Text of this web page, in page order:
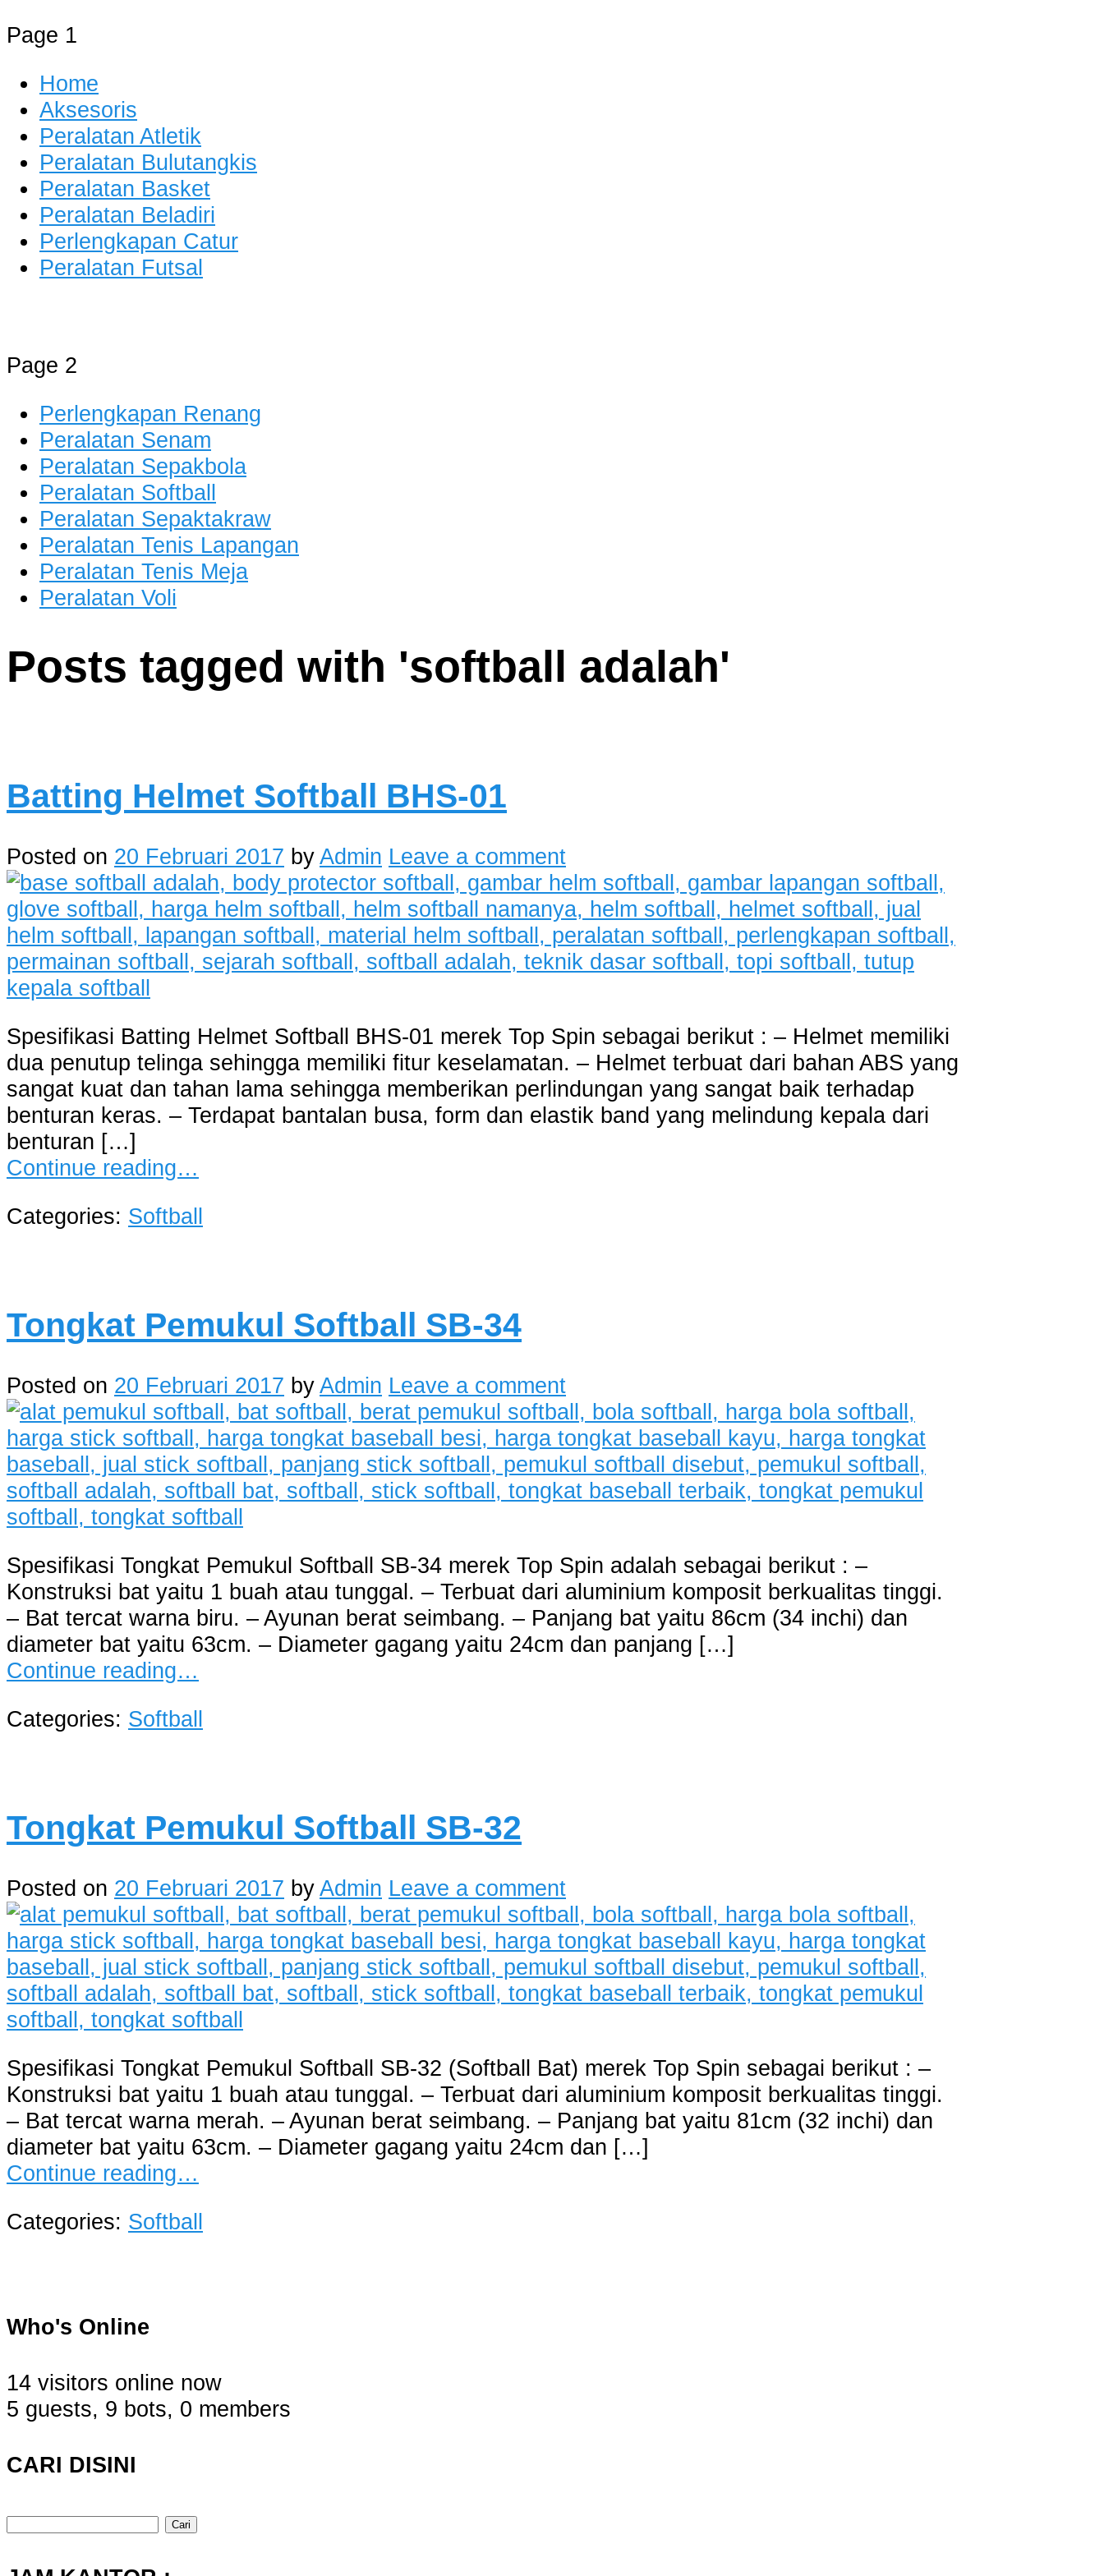
Page 1
Home
Aksesoris
Peralatan Atletik
Peralatan Bulutangkis
Peralatan Basket
Peralatan Beladiri
Perlengkapan Catur
Peralatan Futsal
Distributor Alat Olahraga
Jual Alat Olahraga Murah, Lengkap dan Berkualitas
Page 2
Perlengkapan Renang
Peralatan Senam
Peralatan Sepakbola
Peralatan Softball
Peralatan Sepaktakraw
Peralatan Tenis Lapangan
Peralatan Tenis Meja
Peralatan Voli
Posts tagged with 'softball adalah'
Batting Helmet Softball BHS-01
Posted on 20 Februari 2017 byAdmin Leave a comment
Spesifikasi Batting Helmet Softball BHS-01 merek Top Spin sebagai berikut : – Helmet memiliki
dua penutup telinga sehingga memiliki fitur keselamatan. – Helmet terbuat dari bahan ABS yang
sangat kuat dan tahan lama sehingga memberikan perlindungan yang sangat baik terhadap
benturan keras. – Terdapat bantalan busa, form dan elastik band yang melindung kepala dari
benturan […]
Continue reading…
Categories: Softball
Tongkat Pemukul Softball SB-34
Posted on 20 Februari 2017 byAdmin Leave a comment
Spesifikasi Tongkat Pemukul Softball SB-34 merek Top Spin adalah sebagai berikut : –
Konstruksi bat yaitu 1 buah atau tunggal. – Terbuat dari aluminium komposit berkualitas tinggi.
– Bat tercat warna biru. – Ayunan berat seimbang. – Panjang bat yaitu 86cm (34 inchi) dan
diameter bat yaitu 63cm. – Diameter gagang yaitu 24cm dan panjang […]
Continue reading…
Categories: Softball
Tongkat Pemukul Softball SB-32
Posted on 20 Februari 2017 byAdmin Leave a comment
Spesifikasi Tongkat Pemukul Softball SB-32 (Softball Bat) merek Top Spin sebagai berikut : –
Konstruksi bat yaitu 1 buah atau tunggal. – Terbuat dari aluminium komposit berkualitas tinggi.
– Bat tercat warna merah. – Ayunan berat seimbang. – Panjang bat yaitu 81cm (32 inchi) dan
diameter bat yaitu 63cm. – Diameter gagang yaitu 24cm dan […]
Continue reading…
Categories: Softball
Who's Online
14 visitors online now
5 guests, 9 bots, 0 members
CARI DISINI
Cari